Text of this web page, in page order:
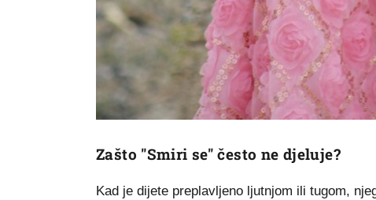
Zašto "Smiri se" često ne djeluje?
Kad je dijete preplavljeno ljutnjom ili tugom,